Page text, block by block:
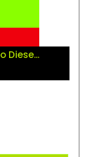
Diese...